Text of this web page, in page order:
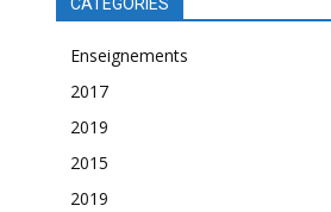
Enseignements
2017
2019
2015
2019